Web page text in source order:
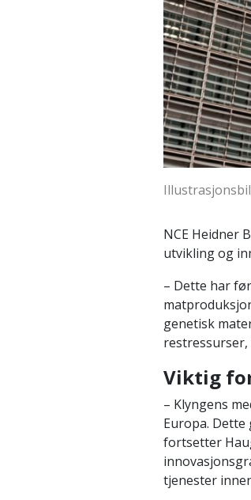
NCE Heidner
utvikling og
– Dette har
genetisk
restressurser,
Viktig
– Klyngens
Europa.
fortsetter
tjenester